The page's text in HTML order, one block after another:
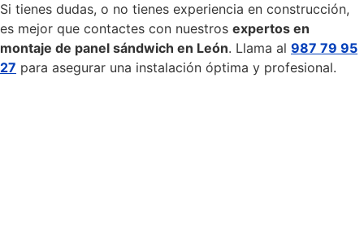
Si tienes dudas, o no tienes experiencia en construcción,
es mejor que contactes con nuestros expertos en
montaje de panel sándwich en León. Llama al 987 79 95
27 para asegurar una instalación óptima y profesional.